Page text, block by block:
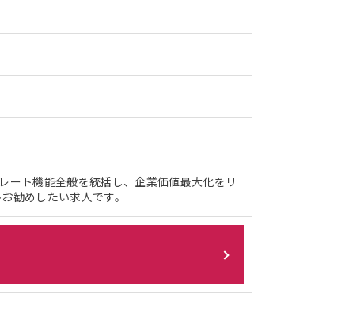
ート機能全般を統括し、企業価値最大化をリ
勧めしたい求人です。